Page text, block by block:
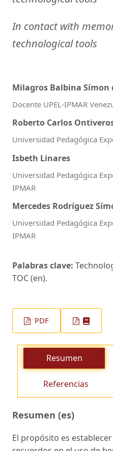
In contact with
technological tools
Milagros Balbina Símon
Docente UPEL-IPMAR
Roberto Carlos
Universidad Pedagógica
Isbeth Linares
Universidad Pedagógica
IPMAR
Mercedes Rodríguez
Universidad Pedagógica
IPMAR
Palabras clave:
TOC (en).
PDF
Resumen
Referencias
Resumen (es)
El propósito es